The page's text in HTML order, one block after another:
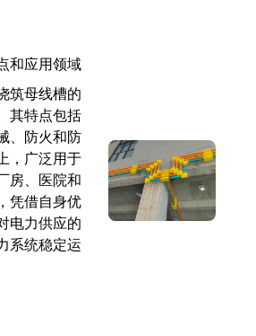
和应用领域
筑母线槽的
其特点包括
、防火和防
，广泛用于
房、医院和
凭借自身优
电力供应的
系统稳定运